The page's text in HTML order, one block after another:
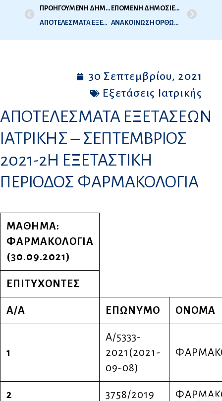
ΠΡΟΗΓΟΥΜΕΝΗ ΔΗΜΟΣΙΕΥΣΗ
ΑΠΟΤΕΛΕΣΜΑΤΑ ΕΞΕΤΑΣΕΩΝ ΙΑΤΡΙΚΗΣ – ΣΕΠΤΕΜΒΡΙΟΣ 2021-2Η ΕΞΕΤΑΣΤΙΚΗ ΠΕΡΙΟΔΟΣ ΜΑΙΕΥΤΙΚΗ-ΓΥΝΑΙΚΟΛΟΓΙΑ ΠΑΙΔΙΑΤΡΙΚΗ
ΕΠΟΜΕΝΗ ΔΗΜΟΣΙΕΥΣΗ
ΑΝΑΚΟΙΝΩΣΗ ΟΡΘΩΝ ΑΠΑΝΤΗΣΕΩΝ ΤΩΝ ΘΕΜΑΤΩΝ ΤΗΣ 1ης ΕΞ. ΠΕΡΙΟΔΟΥ ΟΔΟΝΤΙΑΤΡΙΚΗΣ 2021
30 Σεπτεμβρίου, 2021
Εξετάσεις Ιατρικής
ΑΠΟΤΕΛΕΣΜΑΤΑ ΕΞΕΤΑΣΕΩΝ
ΙΑΤΡΙΚΗΣ – ΣΕΠΤΕΜΒΡΙΟΣ
2021-2Η ΕΞΕΤΑΣΤΙΚΗ
ΠΕΡΙΟΔΟΣ ΦΑΡΜΑΚΟΛΟΓΙΑ
ΜΑΘΗΜΑ:
ΦΑΡΜΑΚΟΛΟΓΙΑ
(30.09.2021)
ΕΠΙΤΥΧΟΝΤΕΣ
Α/Α ΕΠΩΝΥΜΟ ΟΝΟΜΑ
1
Α/5333-
2021(2021-
09-08)
2 3758/2019